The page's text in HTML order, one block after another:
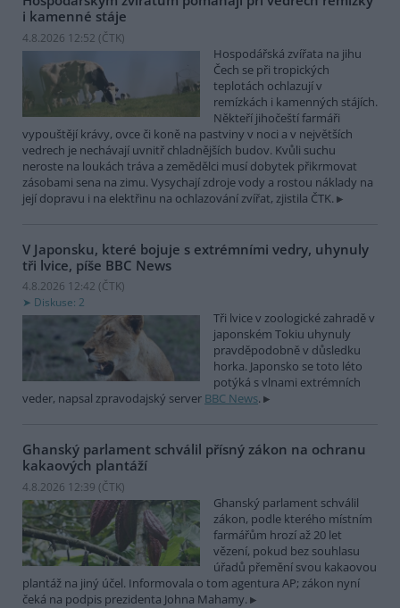
i kamenné stáje
4.8.2026 12:52 (ČTK)
Hospodářská zvířata na jihu
Čech se při tropických
teplotách ochlazují v
remízkách i kamenných stájích.
Někteří jihočeští farmáři
vypouštějí krávy, ovce či koně na pastviny v noci a v největších
vedrech je nechávají uvnitř chladnějších budov. Kvůli suchu
neroste na loukách tráva a zemědělci musí dobytek přikrmovat
zásobami sena na zimu. Vysychají zdroje vody a rostou náklady na
její dopravu i na elektřinu na ochlazování zvířat, zjistila ČTK.
V Japonsku, které bojuje s extrémními vedry, uhynuly
tři lvice, píše BBC News
4.8.2026 12:42 (ČTK)
Diskuse: 2
Tři lvice v zoologické zahradě v
japonském Tokiu uhynuly
pravděpodobně v důsledku
horka. Japonsko se toto léto
potýká s vlnami extrémních
veder, napsal zpravodajský server BBC News.
Ghanský parlament schválil přísný zákon na ochranu
kakaových plantáží
4.8.2026 12:39 (ČTK)
Ghanský parlament schválil
zákon, podle kterého místním
farmářům hrozí až 20 let
vězení, pokud bez souhlasu
úřadů přemění svou kakaovou
plantáž na jiný účel. Informovala o tom agentura AP; zákon nyní
čeká na podpis prezidenta Johna Mahamy.